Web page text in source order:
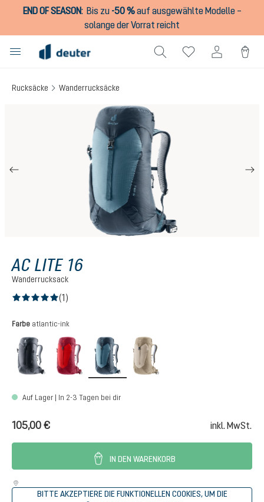
springen
END OF SEASON: Bis zu -50 %auf ausgewählte Modelle –
solange der Vorrat reicht
Rucksäcke Wanderrucksäcke
Bildergalerie überspringen
AC LITE 16
Wanderrucksack
(1)
Farbeauswählen
atlantic-ink
black cherry-masalaatlantic-ink
Auf Lager | In 2-3 Tagen bei dir
105,00 € inkl. MwSt.
IN DEN WARENKORB
BITTE AKZEPTIERE DIE FUNKTIONELLEN COOKIES, UM DIE